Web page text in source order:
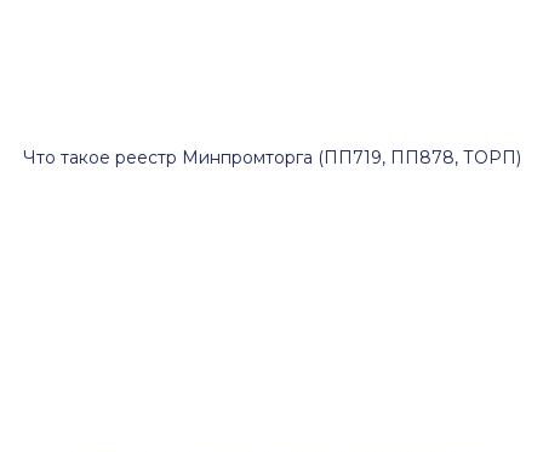
Что такое реестр Минпромторга (ПП719, ПП878, ТОРП)